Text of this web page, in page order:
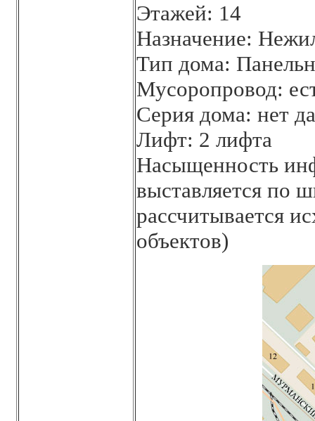
Этажей: 14
Назначение:
Тип дома:
Мусоропровод:
Серия дома: нет
Лифт: 2 лифта
Насыщенность
выставляется по
рассчитывается
объектов)